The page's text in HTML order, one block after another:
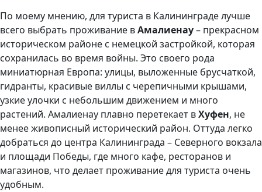
По моему мнению, для туриста в Калининграде лучше
всего выбрать проживание вАмалиенау– прекрасном
историческом районе с немецкой застройкой, которая
сохранилась во время войны. Это своего рода
миниатюрная Европа: улицы, выложенные брусчаткой,
гидранты, красивые виллы с черепичными крышами,
узкие улочки с небольшим движением и много
растений. Амалиенау плавно перетекает вХуфен, не
менее живописный исторический район. Оттуда легко
добраться до центра Калининграда – Северного вокзала
и площади Победы, где много кафе, ресторанов и
магазинов, что делает проживание для туриста очень
удобным.